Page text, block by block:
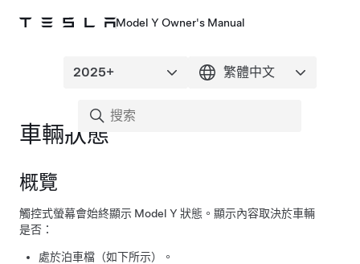
Model Y Owner's Manual
車輛狀態
概覽
觸控式螢幕會始終顯示 Model Y 狀態。顯示內容取決於車輛
是否：
處於泊車檔（如下所示）。